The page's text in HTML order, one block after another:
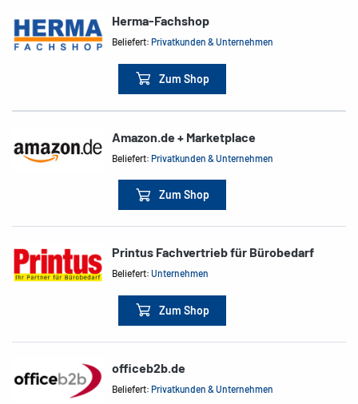
Herma-Fachshop
Beliefert:Privatkunden & Unternehmen
Zum Shop
Amazon.de + Marketplace
Beliefert:Privatkunden & Unternehmen
Zum Shop
Printus Fachvertrieb für Bürobedarf
Beliefert:Unternehmen
Zum Shop
officeb2b.de
Beliefert:Privatkunden & Unternehmen